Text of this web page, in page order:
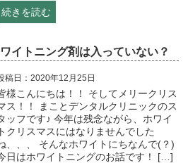
続きを読む
イトニング剤は入っていない？
稿日：2020年12月25日
様こんにちは！！ そしてメリークリス
ス！！ まことデンタルクリニックのス
ッフです♪ 今年は残念ながら、ホワイ
トクリスマスにはなりませんでした
、、、 そんなホワイトにちなんで(？)
日はホワイトニングのお話です！ […]